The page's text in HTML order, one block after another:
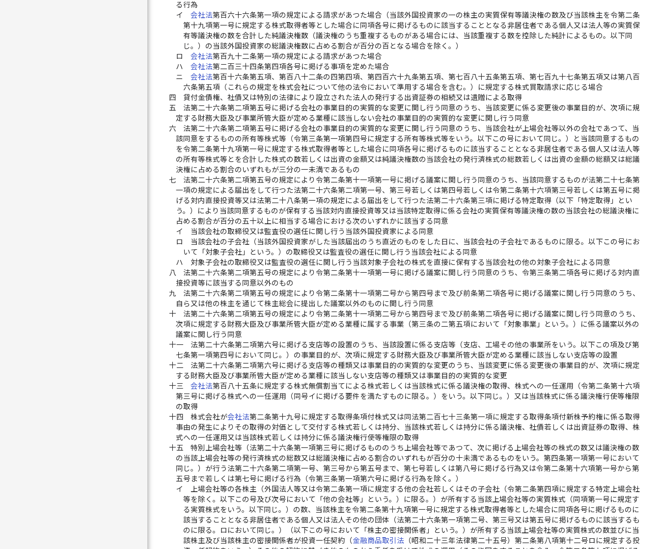
る行為
イ
会社法第百六十六条第一項の規定による請求があつた場合（当該外国投資家の一の株主の実質保有等議決権の数及び当該株主を令第二条
第十九項第一号に規定する株式取得者等とした場合に同項各号に掲げるものに該当することとなる非居住者である個人又は法人等の実質保
有等議決権の数を合計した純議決権数（議決権のうち重複するものがある場合には、当該重複する数を控除した純計によるもの。以下同
じ。）の当該外国投資家の総議決権数に占める割合が百分の百となる場合を除く。）
ロ
会社法第百九十二条第一項の規定による請求があつた場合
ハ
会社法第二百三十四条第四項各号に掲げる事項を定めた場合
ニ
会社法第百十六条第五項、第百八十二条の四第四項、第四百六十九条第五項、第七百八十五条第五項、第七百九十七条第五項又は第八百
六条第五項（これらの規定を株式会社について他の法令において準用する場合を含む。）に規定する株式買取請求に応じる場合
四
貸付金債権、社債又は特別の法律により設立された法人の発行する出資証券の相続又は遺贈による取得
五
法第二十六条第二項第五号に掲げる会社の事業目的の実質的な変更に関し行う同意のうち、当該変更に係る変更後の事業目的が、次項に規
定する財務大臣及び事業所管大臣が定める業種に該当しない会社の事業目的の実質的な変更に関し行う同意
六
法第二十六条第二項第五号に掲げる会社の事業目的の実質的な変更に関し行う同意のうち、当該会社が上場会社等以外の会社であつて、当
該同意をするものの所有等株式等（令第三条第一項第四号に規定する所有等株式等をいう。以下この号において同じ。）と当該同意するもの
を令第二条第十九項第一号に規定する株式取得者等とした場合に同項各号に掲げるものに該当することとなる非居住者である個人又は法人等
の所有等株式等とを合計した株式の数若しくは出資の金額又は純議決権数の当該会社の発行済株式の総数若しくは出資の金額の総額又は総議
決権に占める割合のいずれもが三分の一未満であるもの
七
法第二十六条第二項第五号の規定により令第二条第十一項第一号に掲げる議案に関し行う同意のうち、当該同意するものが法第二十七条第
一項の規定による届出をして行つた法第二十六条第二項第一号、第三号若しくは第四号若しくは令第二条第十六項第三号若しくは第五号に掲
げる対内直接投資等又は法第二十八条第一項の規定による届出をして行つた法第二十六条第三項に掲げる特定取得（以下「特定取得」とい
う。）により当該同意するものが保有する当該対内直接投資等又は当該特定取得に係る会社の実質保有等議決権の数の当該会社の総議決権に
占める割合が百分の五十以上に相当する場合における次のいずれかに該当する同意
イ
当該会社の取締役又は監査役の選任に関し行う当該外国投資家による同意
ロ
当該会社の子会社（当該外国投資家がした当該届出のうち直近のものをした日に、当該会社の子会社であるものに限る。以下この号にお
いて「対象子会社」という。）の取締役又は監査役の選任に関し行う当該会社による同意
ハ
対象子会社の取締役又は監査役の選任に関し行う当該対象子会社の株式を直接に保有する当該会社の他の対象子会社による同意
八
法第二十六条第二項第五号の規定により令第二条第十一項第一号に掲げる議案に関し行う同意のうち、令第三条第二項各号に掲げる対内直
接投資等に該当する同意以外のもの
九
法第二十六条第二項第五号の規定により令第二条第十一項第二号から第四号まで及び前条第二項各号に掲げる議案に関し行う同意のうち、
自ら又は他の株主を通じて株主総会に提出した議案以外のものに関し行う同意
十
法第二十六条第二項第五号の規定により令第二条第十一項第二号から第四号まで及び前条第二項各号に掲げる議案に関し行う同意のうち、
次項に規定する財務大臣及び事業所管大臣が定める業種に属する事業（第三条の二第五項において「対象事業」という。）に係る議案以外の
議案に関し行う同意
十一
法第二十六条第二項第六号に掲げる支店等の設置のうち、当該設置に係る支店等（支店、工場その他の事業所をいう。以下この項及び第
七条第一項第四号において同じ。）の事業目的が、次項に規定する財務大臣及び事業所管大臣が定める業種に該当しない支店等の設置
十二
法第二十六条第二項第六号に掲げる支店等の種類又は事業目的の実質的な変更のうち、当該変更に係る変更後の事業目的が、次項に規定
する財務大臣及び事業所管大臣が定める業種に該当しない支店等の種類又は事業目的の実質的な変更
十三
会社法第百八十五条に規定する株式無償割当てによる株式若しくは当該株式に係る議決権の取得、株式への一任運用（令第二条第十六項
第三号に掲げる株式への一任運用（同号イに掲げる要件を満たすものに限る。）をいう。以下同じ。）又は当該株式に係る議決権行使等権限
の取得
十四
株式会社が会社法第二条第十九号に規定する取得条項付株式又は同法第二百七十三条第一項に規定する取得条項付新株予約権に係る取得
事由の発生によりその取得の対価として交付する株式若しくは持分、当該株式若しくは持分に係る議決権、社債若しくは出資証券の取得、株
式への一任運用又は当該株式若しくは持分に係る議決権行使等権限の取得
十五
特別上場会社等（法第二十六条第一項第三号に掲げるもののうち上場会社等であつて、次に掲げる上場会社等の株式の数又は議決権の数
の当該上場会社等の発行済株式の総数又は総議決権に占める割合のいずれもが百分の十未満であるものをいう。第四条第一項第一号において
同じ。）が行う法第二十六条第二項第一号、第三号から第五号まで、第七号若しくは第八号に掲げる行為又は令第二条第十六項第一号から第
五号まで若しくは第七号に掲げる行為（令第三条第一項第六号に掲げる行為を除く。）
イ
上場会社等の各株主（外国法人等又は令第二条第一項に規定する他の会社若しくはその子会社（令第二条第四項に規定する特定上場会社
等を除く。以下この号及び次号において「他の会社等」という。）に限る。）が所有する当該上場会社等の実質株式（同項第一号に規定す
る実質株式をいう。以下同じ。）の数、当該株主を令第二条第十九項第一号に規定する株式取得者等とした場合に同項各号に掲げるものに
該当することとなる非居住者である個人又は法人その他の団体（法第二十六条第一項第二号、第三号又は第五号に掲げるものに該当するも
のに限る。ロにおいて同じ。）（以下この号において「株主の密接関係者」という。）が所有する当該上場会社等の実質株式の数並びに当
該株主及び当該株主の密接関係者が投資一任契約（金融商品取引法 （昭和二十三年法律第二十五号）第二条第八項第十二号ロに規定する投